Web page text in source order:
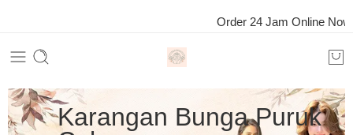
Order 24 Jam Online Now
Karangan Bunga Puruk